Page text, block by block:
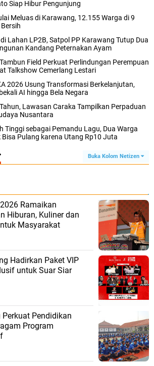
Siap Hibur Pengunjung
Meluas di Karawang, 12.155 Warga di 9
Lahan LP2B, Satpol PP Karawang Tutup Dua
Kandang Peternakan Ayam
Field Perkuat Perlindungan Perempuan
Talkshow Cemerlang Lestari
2026 Usung Transformasi Berkelanjutan,
AI hingga Bela Negara
Lawasan Caraka Tampilkan Perpaduan
Nusantara
Tinggi sebagai Pemandu Lagu, Dua Warga
Bisa Pulang karena Utang Rp10 Juta
Buka Kolom Netizen
Ramaikan
Hiburan, Kuliner dan
Masyarakat
Hadirkan Paket VIP
untuk Suar Siar
Pendidikan
Program